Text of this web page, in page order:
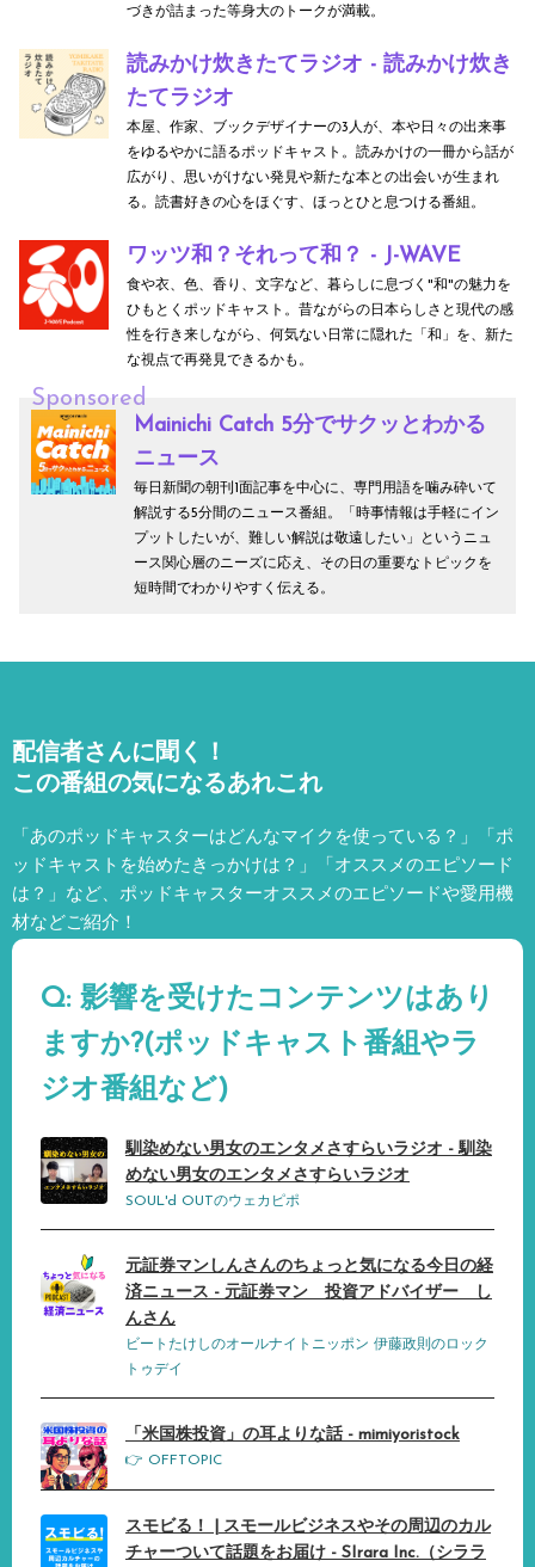
づきが詰まった等身大のトークが満載。
読みかけ炊きたてラジオ - 読みかけ炊き
たてラジオ
本屋、作家、ブックデザイナーの3人が、本や日々の出来事
をゆるやかに語るポッドキャスト。読みかけの一冊から話が
広がり、思いがけない発見や新たな本との出会いが生まれ
る。読書好きの心をほぐす、ほっとひと息つける番組。
ワッツ和？それって和？ - J-WAVE
食や衣、色、香り、文字など、暮らしに息づく"和"の魅力を
ひもとくポッドキャスト。昔ながらの日本らしさと現代の感
性を行き来しながら、何気ない日常に隠れた「和」を、新た
な視点で再発見できるかも。
Sponsored
Mainichi Catch 5分でサクッとわかる
ニュース
毎日新聞の朝刊1面記事を中心に、専門用語を噛み砕いて
解説する5分間のニュース番組。「時事情報は手軽にイン
プットしたいが、難しい解説は敬遠したい」というニュ
ース関心層のニーズに応え、その日の重要なトピックを
短時間でわかりやすく伝える。
配信者さんに聞く！
この番組の気になるあれこれ
「あのポッドキャスターはどんなマイクを使っている？」「ポ
ッドキャストを始めたきっかけは？」「オススメのエピソード
は？」など、 ポッドキャスターオススメのエピソードや愛用機
材などご紹介！
Q: 影響を受けたコンテンツはあり
ますか?(ポッドキャスト番組やラ
ジオ番組など)
馴染めない男女のエンタメさすらいラジオ - 馴染
めない男女のエンタメさすらいラジオ
SOUL'd OUTのウェカピポ
元証券マンしんさんのちょっと気になる今日の経
済ニュース - 元証券マン 投資アドバイザー し
んさん
ビートたけしのオールナイトニッポン 伊藤政則のロック
トゥデイ
「米国株投資」の耳よりな話 - mimiyoristock
👉 OFFTOPIC
スモビる！ | スモールビジネスやその周辺のカル
チャーついて話題をお届け - SIrara Inc.（シララ